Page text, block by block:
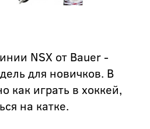
NSX от Bauer -
для новичков. В
как играть в хоккей,
на катке.